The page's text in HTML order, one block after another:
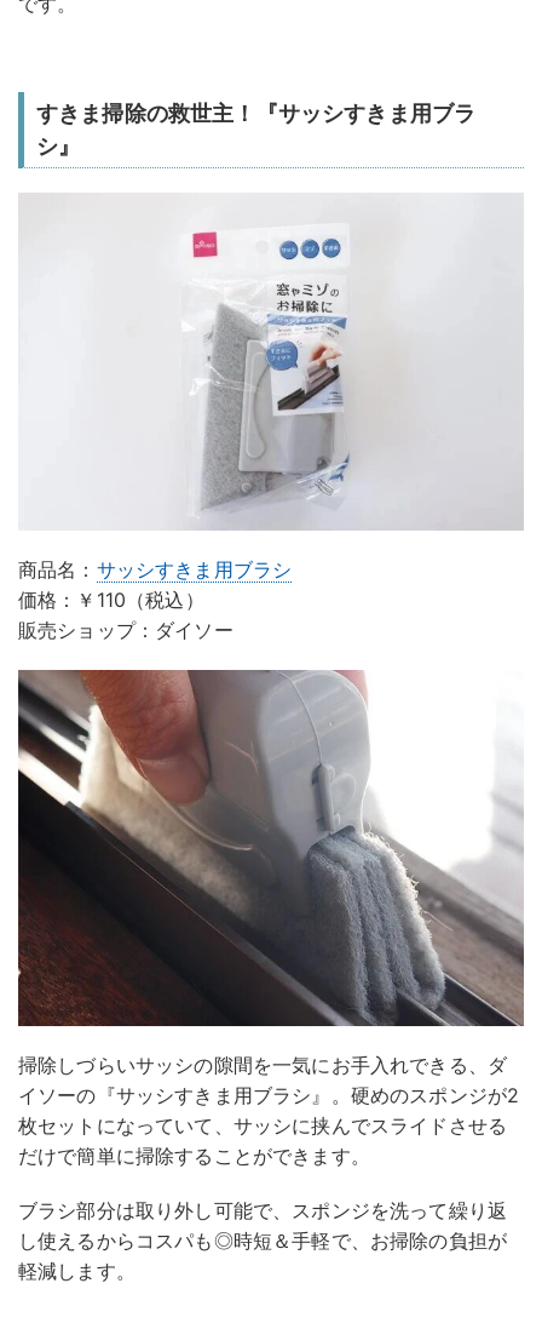
すきま掃除の救世主！『サッシすきま用ブラ
シ』
商品名： サッシすきま用ブラシ
価格：￥110（税込）
販売ショップ：ダイソー
掃除しづらいサッシの隙間を一気にお手入れできる、ダ
イソーの『サッシすきま用ブラシ』。硬めのスポンジが2
枚セットになっていて、サッシに挟んでスライドさせる
だけで簡単に掃除することができます。
ブラシ部分は取り外し可能で、スポンジを洗って繰り返
し使えるからコスパも◎時短＆手軽で、お掃除の負担が
軽減します。